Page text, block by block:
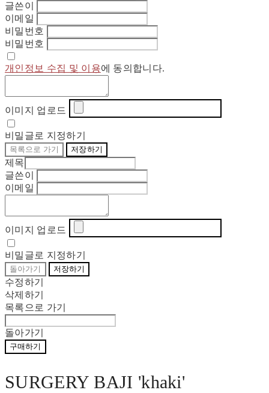
글쓴이
이메일
비밀번호
비밀번호
개인정보 수집 및 이용에 동의합니다.
이미지 업로드
비밀글로 지정하기
목록으로 가기 저장하기
제목
글쓴이
이메일
이미지 업로드
비밀글로 지정하기
돌아가기 저장하기
수정하기
삭제하기
목록으로 가기
돌아가기
구매하기
SURGERY BAJI 'khaki'